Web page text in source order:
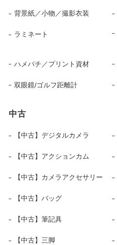
背景紙／小物／撮影衣装
ラミネート
ハメパチ／プリント資材
双眼鏡/ゴルフ距離計
中古
【中古】デジタルカメラ
【中古】アクションカム
【中古】カメラアクセサリー
【中古】バッグ
【中古】筆記具
【中古】三脚